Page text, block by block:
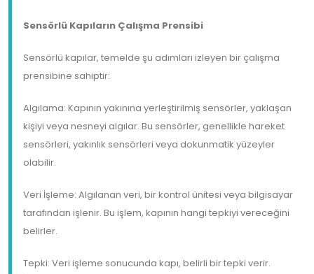
Sensörlü Kapıların Çalışma Prensibi
Sensörlü kapılar, temelde şu adımları izleyen bir çalışma
prensibine sahiptir:
Algılama: Kapının yakınına yerleştirilmiş sensörler, yaklaşan
kişiyi veya nesneyi algılar. Bu sensörler, genellikle hareket
sensörleri, yakınlık sensörleri veya dokunmatik yüzeyler
olabilir.
Veri İşleme: Algılanan veri, bir kontrol ünitesi veya bilgisayar
tarafından işlenir. Bu işlem, kapının hangi tepkiyi vereceğini
belirler.
Tepki: Veri işleme sonucunda kapı, belirli bir tepki verir.